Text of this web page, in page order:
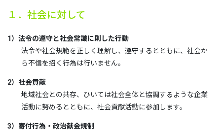
１．社会に対して
1）法令の遵守と社会常識に則した行動
法令や社会規範を正しく理解し、遵守するとともに、社会か
ら不信を招く行為は行いません。
2）社会貢献
地域社会との共存、ひいては社会全体と協調するような企業
活動に努めるとともに、社会貢献活動に参加します。
3）寄付行為・政治献金規制